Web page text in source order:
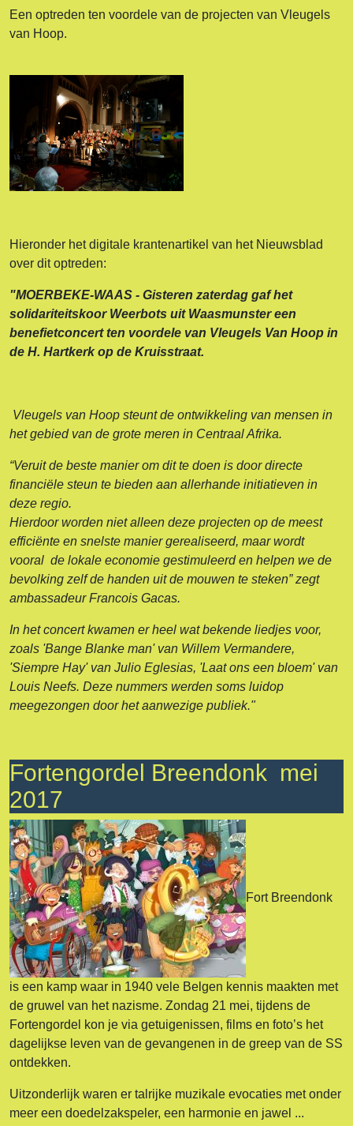
Een optreden ten voordele van de projecten van Vleugels
van Hoop.
Hieronder het digitale krantenartikel van het Nieuwsblad
over dit optreden:
"MOERBEKE-WAAS - Gisteren zaterdag gaf het
solidariteitskoor Weerbots uit Waasmunster een
benefietconcert ten voordele van Vleugels Van Hoop in
de H. Hartkerk op de Kruisstraat.
Vleugels van Hoop steunt de ontwikkeling van mensen in
het gebied van de grote meren in Centraal Afrika.
“Veruit de beste manier om dit te doen is door directe
financiële steun te bieden aan allerhande initiatieven in
deze regio.
Hierdoor worden niet alleen deze projecten op de meest
efficiënte en snelste manier gerealiseerd, maar wordt
vooral de lokale economie gestimuleerd en helpen we de
bevolking zelf de handen uit de mouwen te steken” zegt
ambassadeur Francois Gacas.
In het concert kwamen er heel wat bekende liedjes voor,
zoals 'Bange Blanke man' van Willem Vermandere,
'Siempre Hay' van Julio Eglesias, 'Laat ons een bloem' van
Louis Neefs. Deze nummers werden soms luidop
meegezongen door het aanwezige publiek."
Fortengordel Breendonk mei
2017
Fort Breendonk
is een kamp waar in 1940 vele Belgen kennis maakten met
de gruwel van het nazisme. Zondag 21 mei, tijdens de
Fortengordel kon je via getuigenissen, films en foto’s het
dagelijkse leven van de gevangenen in de greep van de SS
ontdekken.
Uitzonderlijk waren er talrijke muzikale evocaties met onder
meer een doedelzakspeler, een harmonie en jawel ...